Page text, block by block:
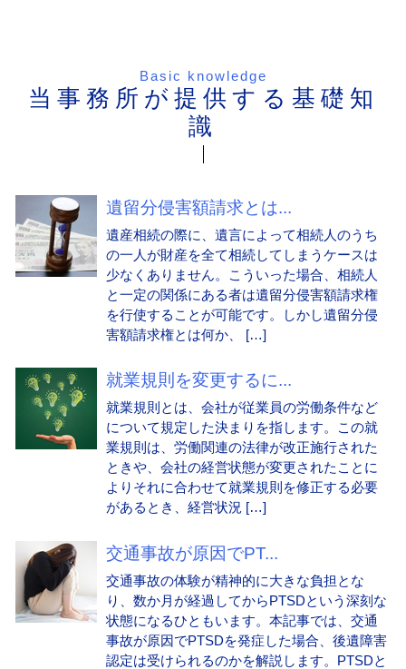
Basic knowledge
当事務所が提供する基礎知
識
遺留分侵害額請求とは...
遺産相続の際に、遺言によって相続人のうち
の一人が財産を全て相続してしまうケースは
少なくありません。こういった場合、相続人
と一定の関係にある者は遺留分侵害額請求権
を行使することが可能です。しかし遺留分侵
害額請求権とは何か、 […]
就業規則を変更するに...
就業規則とは、会社が従業員の労働条件など
について規定した決まりを指します。この就
業規則は、労働関連の法律が改正施行された
ときや、会社の経営状態が変更されたことに
よりそれに合わせて就業規則を修正する必要
があるとき、経営状況 […]
交通事故が原因でPT...
交通事故の体験が精神的に大きな負担とな
り、数か月が経過してからPTSDという深刻な
状態になるひともいます。本記事では、交通
事故が原因でPTSDを発症した場合、後遺障害
認定は受けられるのかを解説します。PTSDと